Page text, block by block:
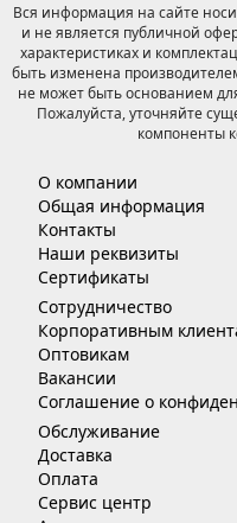
Вся информация на сайте
и не является публичной
характеристиках и
быть изменена
не может быть основанием
Пожалуйста, уточняйте
компоненты
О компании
Общая информация
Контакты
Наши реквизиты
Сертификаты
Сотрудничество
Корпоративным
Оптовикам
Вакансии
Соглашение о
Обслуживание
Доставка
Оплата
Сервис центр